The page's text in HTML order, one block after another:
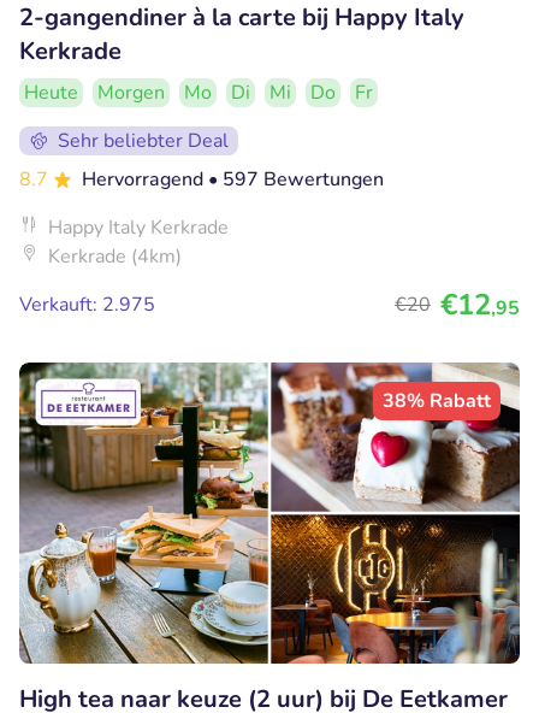
2-gangendiner à la carte bij Happy Italy
Kerkrade
Heute Morgen Mo Di Mi Do
Fr
Sehr beliebter Deal
8.7
Hervorragend • 597 Bewertungen
Happy Italy Kerkrade
Kerkrade (4km)
Verkauft: 2.975
€20 €12,95
38% Rabatt
High tea naar keuze (2 uur) bij De Eetkamer